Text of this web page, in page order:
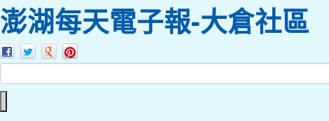
澎湖每天電子報-大倉社區